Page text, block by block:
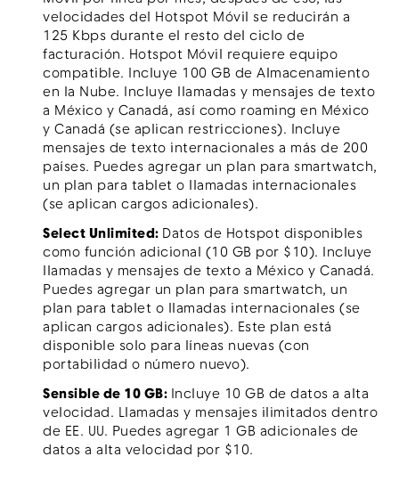
velocidades del Hotspot Móvil se reducirán a
125 Kbps durante el resto del ciclo de
facturación. Hotspot Móvil requiere equipo
compatible. Incluye 100 GB de Almacenamiento
en la Nube. Incluye llamadas y mensajes de texto
a México y Canadá, así como roaming en México
y Canadá (se aplican restricciones). Incluye
mensajes de texto internacionales a más de 200
países. Puedes agregar un plan para smartwatch,
un plan para tablet o llamadas internacionales
(se aplican cargos adicionales).
Select Unlimited: Datos de Hotspot disponibles
como función adicional (10 GB por $10). Incluye
llamadas y mensajes de texto a México y Canadá.
Puedes agregar un plan para smartwatch, un
plan para tablet o llamadas internacionales (se
aplican cargos adicionales). Este plan está
disponible solo para líneas nuevas (con
portabilidad o número nuevo).
Sensible de 10 GB: Incluye 10 GB de datos a alta
velocidad. Llamadas y mensajes ilimitados dentro
de EE. UU. Puedes agregar 1 GB adicionales de
datos a alta velocidad por $10.